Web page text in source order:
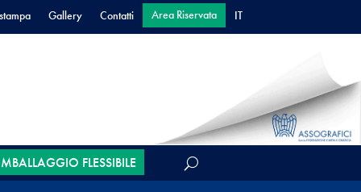
Gallery Contatti Area Riservata IT
FLESSIBILE